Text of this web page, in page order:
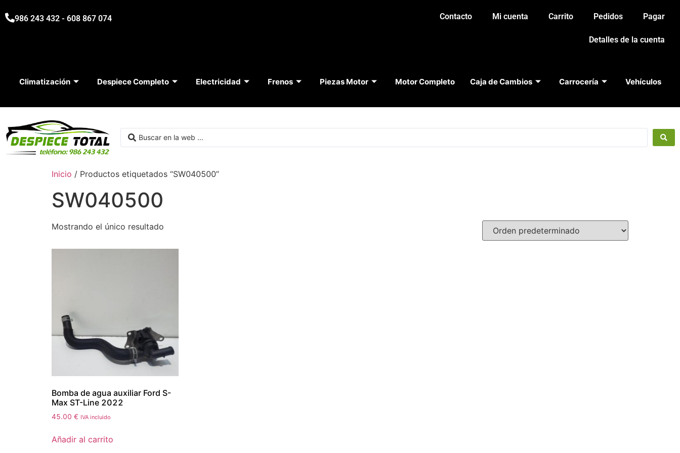
986 243 432 - 608 867 074 Contacto Mi cuenta Carrito Pedidos Pagar
Detalles de la cuenta
Climatización Despiece Completo Electricidad Frenos Piezas Motor Motor Completo Caja de Cambios Carrocería Vehículos
Inicio / Productos etiquetados “SW040500”
SW040500
Mostrando el único resultado
Bomba de agua auxiliar Ford S-
Max ST-Line 2022
45.00 € IVA incluido
Añadir al carrito